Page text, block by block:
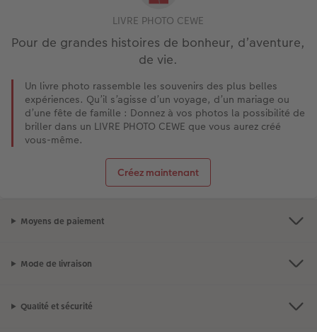
LIVRE PHOTO CEWE
Pour de grandes histoires de bonheur, d’aventure,
de vie.
Un livre photo rassemble les souvenirs des plus belles
expériences. Qu’il s’agisse d’un voyage, d’un mariage ou
d’une fête de famille : Donnez à vos photos la possibilité de
briller dans un LIVRE PHOTO CEWE que vous aurez créé
vous-même.
Créez maintenant
Moyens de paiement
Mode de livraison
Qualité et sécurité